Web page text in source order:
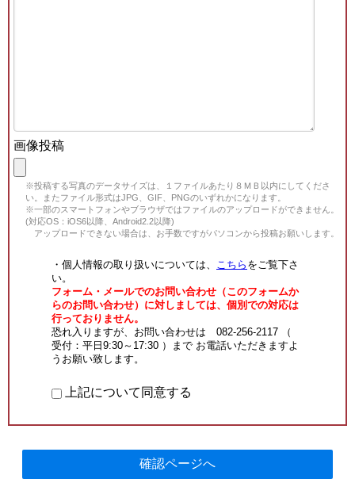
画像投稿
※投稿する写真のデータサイズは、１ファイルあたり８ＭＢ以内にしてくださ
い。またファイル形式はJPG、GIF、PNGのいずれかになります。
※一部のスマートフォンやブラウザではファイルのアップロードができません。
(対応OS：iOS6以降、Android2.2以降)
アップロードできない場合は、お手数ですがパソコンから投稿お願いします。
・個人情報の取り扱いについては、 こちら をご覧下さ
い。
フォーム・メールでのお問い合わせ（このフォームか
らのお問い合わせ）に対しましては、個別での対応は
行っておりません。
恐れ入りますが、お問い合わせは 082-256-2117 （
受付：平日9:30～17:30 ）まで お電話いただきますよ
うお願い致します。
上記について同意する
確認ページへ